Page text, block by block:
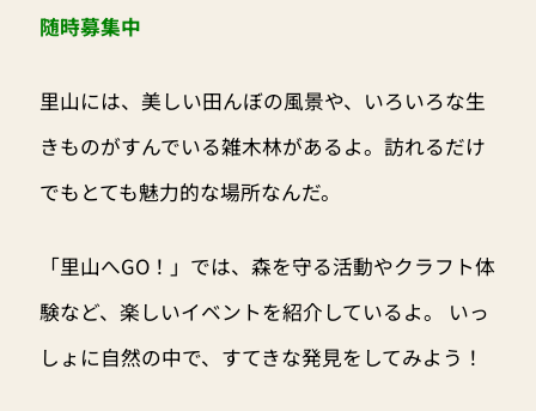
随時募集中
里山には、美しい田んぼの風景や、いろいろな生
きものがすんでいる雑木林があるよ。訪れるだけ
でもとても魅力的な場所なんだ。
「里山へGO！」では、森を守る活動やクラフト体
験など、楽しいイベントを紹介しているよ。 いっ
しょに自然の中で、すてきな発見をしてみよう！